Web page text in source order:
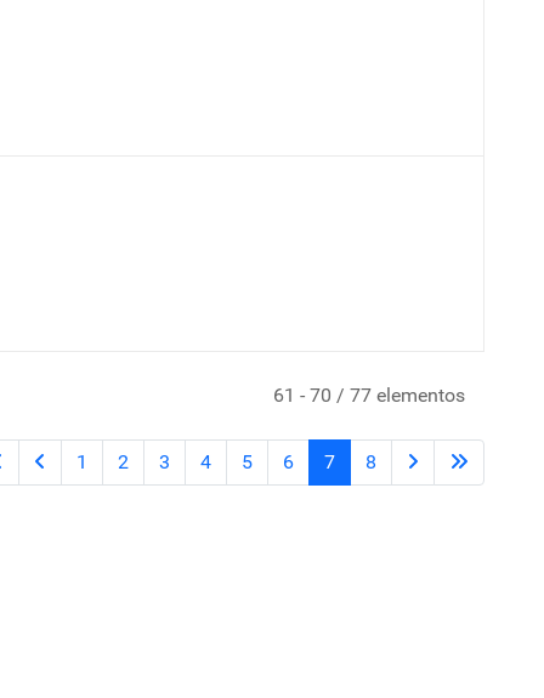
61 - 70 / 77 elementos
1 2 3 4 5 6 7 8